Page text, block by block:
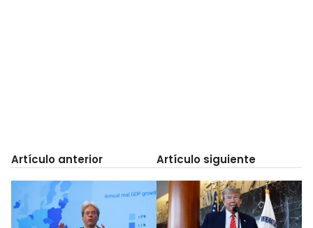
Artículo anterior Artículo siguiente